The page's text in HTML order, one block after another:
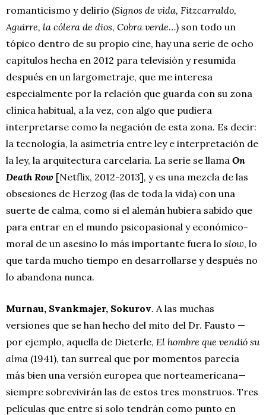
romanticismo y delirio (Signos de vida, Fitzcarraldo,
Aguirre, la cólera de dios, Cobra verde…) son todo un
tópico dentro de su propio cine, hay una serie de ocho
capítulos hecha en 2012 para televisión y resumida
después en un largometraje, que me interesa
especialmente por la relación que guarda con su zona
clínica habitual, a la vez, con algo que pudiera
interpretarse como la negación de esta zona. Es decir:
la tecnología, la asimetría entre ley e interpretación de
la ley, la arquitectura carcelaria. La serie se llama On
Death Row [Netflix, 2012-2013], y es una mezcla de las
obsesiones de Herzog (las de toda la vida) con una
suerte de calma, como si el alemán hubiera sabido que
para entrar en el mundo psicopasional y económico-
moral de un asesino lo más importante fuera lo slow, lo
que tarda mucho tiempo en desarrollarse y después no
lo abandona nunca.
Murnau, Svankmajer, Sokurov. A las muchas
versiones que se han hecho del mito del Dr. Fausto —
por ejemplo, aquella de Dieterle, El hombre que vendió su
alma (1941), tan surreal que por momentos parecía
más bien una versión europea que norteamericana—
siempre sobrevivirán las de estos tres monstruos. Tres
películas que entre sí solo tendrán como punto en